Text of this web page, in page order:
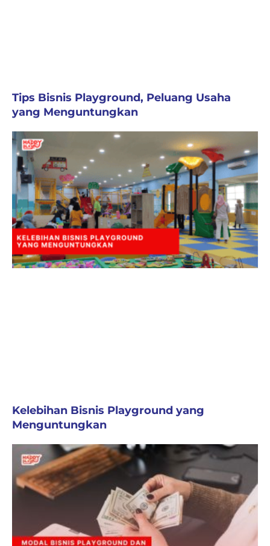
Tips Bisnis Playground, Peluang Usaha
yang Menguntungkan
Kelebihan Bisnis Playground yang
Menguntungkan